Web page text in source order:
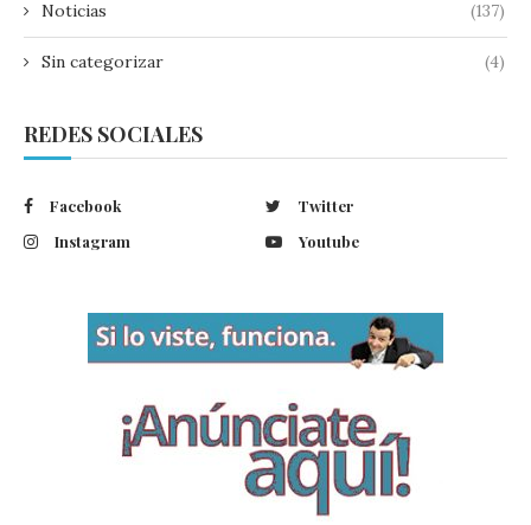
Noticias (137)
Sin categorizar (4)
REDES SOCIALES
Facebook
Twitter
Instagram
Youtube